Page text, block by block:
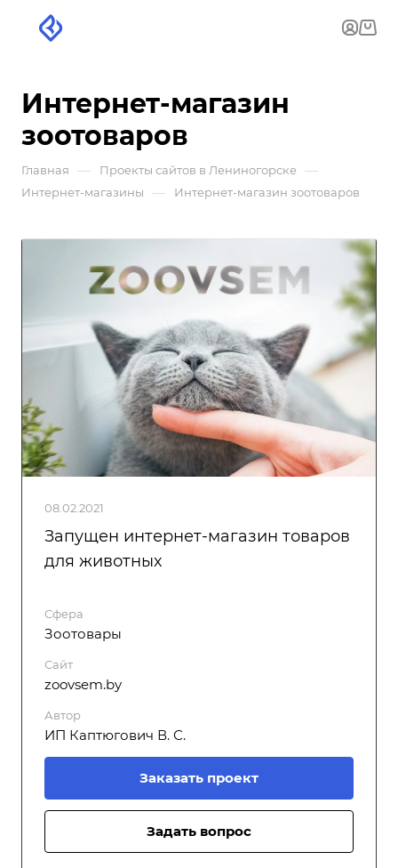
Интернет-магазин
зоотоваров
Главная — Проекты сайтов в Лениногорске —
Интернет-магазины — Интернет-магазин зоотоваров
08.02.2021
Запущен интернет-магазин товаров
для животных
Сфера
Зоотовары
Сайт
zoovsem.by
Автор
ИП Каптюгович В. С.
Заказать проект
Задать вопрос